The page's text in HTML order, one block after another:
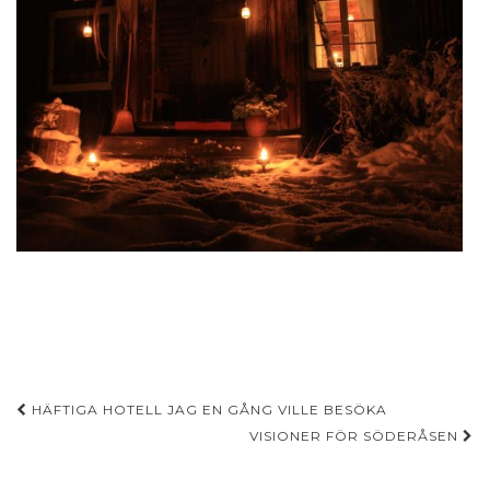
Inläggsnavigering
HÄFTIGA HOTELL JAG EN GÅNG VILLE BESÖKA
VISIONER FÖR SÖDERÅSEN